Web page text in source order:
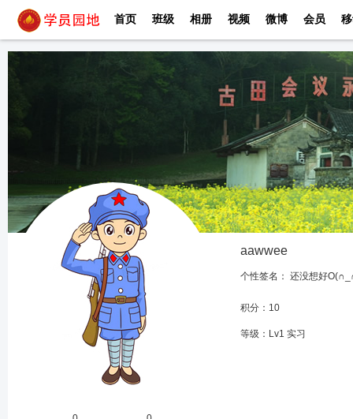
首页 班级 相册 视频 微博 会员
aawwee
个性签名： 还没想好
积分：10
等级：Lv1 实习